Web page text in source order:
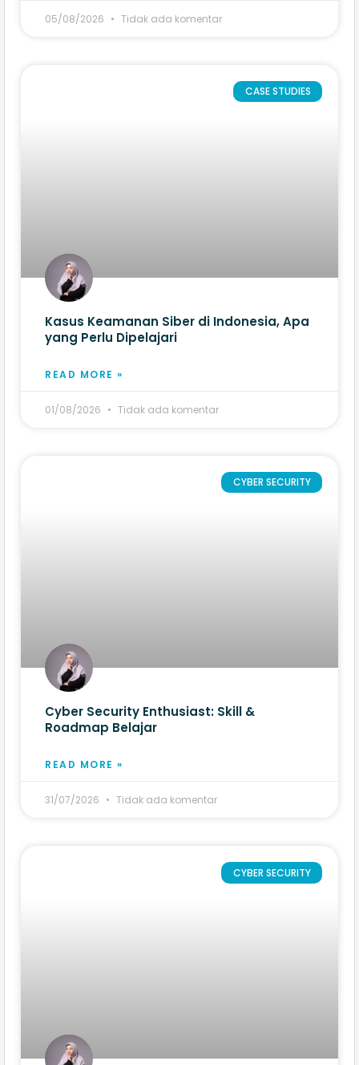
05/08/2026 Tidak ada komentar
CASE STUDIES
Kasus Keamanan Siber di Indonesia, Apa
yang Perlu Dipelajari
READ MORE »
01/08/2026 Tidak ada komentar
CYBER SECURITY
Cyber Security Enthusiast: Skill &
Roadmap Belajar
READ MORE »
31/07/2026 Tidak ada komentar
CYBER SECURITY